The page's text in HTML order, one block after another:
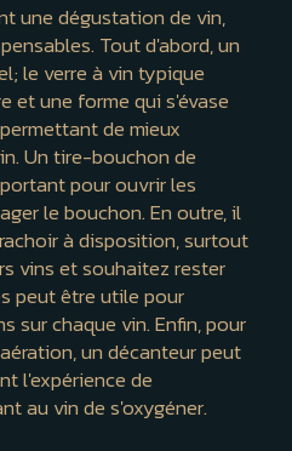
une dégustation de vin,
Tout d'abord, un
le verre à vin typique
et une forme qui s'évase
de mieux
Un tire-bouchon de
pour ouvrir les
le bouchon. En outre, il
à disposition, surtout
vins et souhaitez rester
peut être utile pour
sur chaque vin. Enfin, pour
un décanteur peut
l'expérience de
au vin de s'oxygéner.